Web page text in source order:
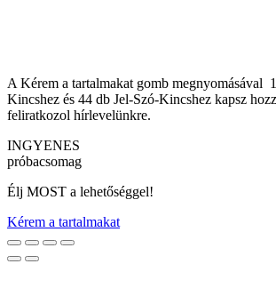
A Kérem a tartalmakat gomb megnyomásával
Kincshez és 44 db Jel-Szó-Kincshez kapsz
feliratkozol hírlevelünkre.
INGYENES
próbacsomag
Élj MOST a lehetőséggel!
Kérem a tartalmakat